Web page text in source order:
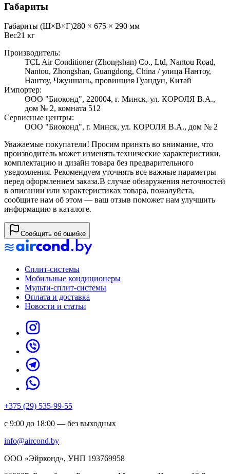
Габариты
Габариты (Ш×В×Г)280 × 675 × 290 мм
Вес21 кг
Производитель:
TCL Air Conditioner (Zhongshan) Co., Ltd, Nantou Road,
Nantou, Zhongshan, Guangdong, China / улица Нантоу,
Нантоу, Чжуншань, провинция Гуандун, Китай
Импортер:
ООО "Биоконд", 220004, г. Минск, ул. КОРОЛЯ В.А.,
дом № 2, комната 512
Сервисные центры:
ООО "Биоконд", г. Минск, ул. КОРОЛЯ В.А., дом № 2
Уважаемые покупатели! Просим принять во внимание, что
производитель может изменять технические характеристики,
комплектацию и дизайн товара без предварительного
уведомления. Рекомендуем уточнять все важные параметры
перед оформлением заказа.В случае обнаружения неточностей
в описании или характеристиках товара, пожалуйста,
сообщите нам об этом — ваш отзыв поможет нам улучшить
информацию в каталоге.
Сообщить об ошибке
Сплит-системы
Мобильные кондиционеры
Мульти-сплит-системы
Оплата и доставка
Новости и статьи
+375 (29) 535-99-55
с 9:00 до 18:00 — без выходных
info@aircond.by
ООО «Эйрконд», УНП 193769958